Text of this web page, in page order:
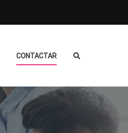
CONTACTAR